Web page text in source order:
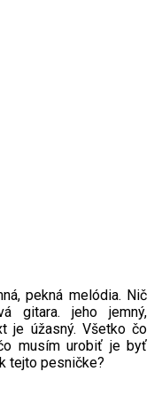
pekná melódia. Nič
gitara. jeho jemný,
je úžasný. Všetko čo
musím urobiť je byť
tejto pesničke?